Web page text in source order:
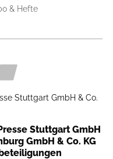
& Hefte
Stuttgart GmbH & Co.
Stuttgart GmbH
GmbH & Co. KG